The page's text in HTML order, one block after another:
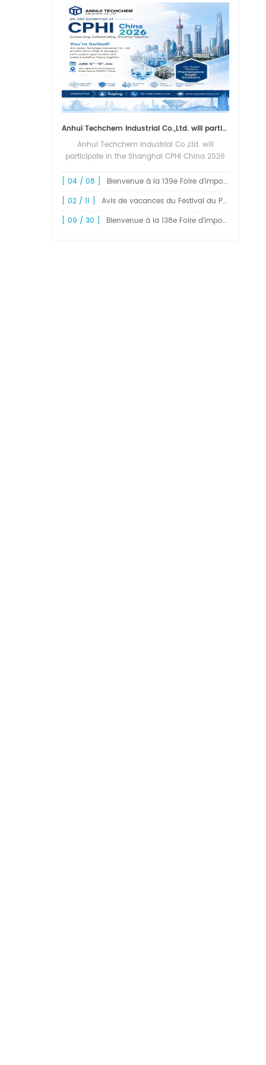
Anhui Techchem Industrial Co.,Ltd. will participate in the Shanghai CPHI China 2026 exhibition.
Anhui Techchem Industrial Co.,Ltd. will
participate in the Shanghai CPHI China 2026
grandly kick off at the Shanghai New
[ 04 / 08 ]
Bienvenue à la 139e Foire d'import-export de Chine, la Foire de Canton
[ 02 / 11 ]
Avis de vacances du Festival du Printemps 2026 !
[ 09 / 30 ]
Bienvenue à la 138e Foire d'import-export de Chine